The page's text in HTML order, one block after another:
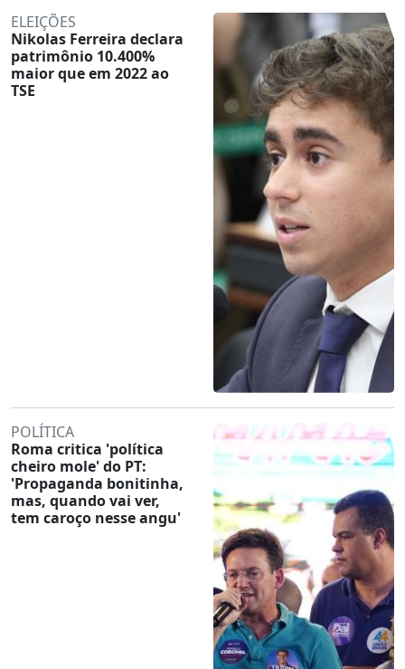
ELEIÇÕES
Nikolas Ferreira declara
patrimônio 10.400%
maior que em 2022 ao
TSE
POLÍTICA
Roma critica 'política
cheiro mole' do PT:
'Propaganda bonitinha,
mas, quando vai ver,
tem caroço nesse angu'